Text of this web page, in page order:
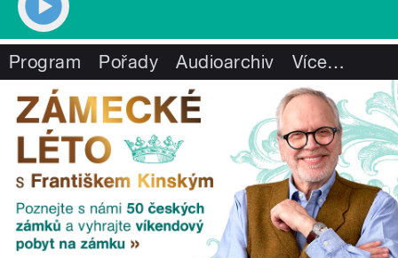
Program Pořady Audioarchiv Více…